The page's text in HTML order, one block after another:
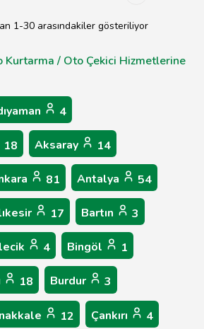
1-30 arasındakiler gösteriliyor
Kurtarma / Oto Çekici Hizmetlerine
4
18 Aksaray 14
81 Antalya 54
17 Bartın 3
4 Bingöl 1
18 Burdur 3
12 Çankırı 4